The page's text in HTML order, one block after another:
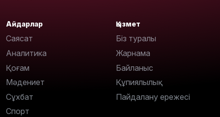
Айдарлар
Саясат
Аналитика
Қоғам
Мәдениет
Сұхбат
Спорт
Қызмет
Біз туралы
Жарнама
Байланыс
Құпиялылық
Пайдалану ережесі